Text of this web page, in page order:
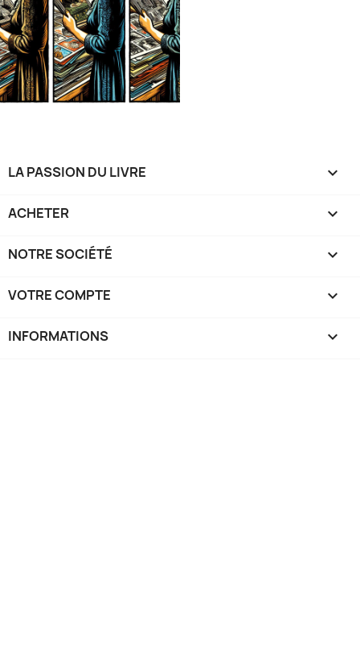
LA PASSION DU LIVRE 
ACHETER 
NOTRE SOCIÉTÉ 
VOTRE COMPTE 
INFORMATIONS keyboard_arrow_down